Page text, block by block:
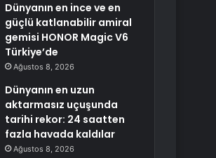
Dünyanın en ince ve en
güçlü katlanabilir amiral
gemisi HONOR Magic V6
Türkiye’de
Ağustos 8, 2026
Dünyanın en uzun
aktarmasız uçuşunda
tarihi rekor: 24 saatten
fazla havada kaldılar
Ağustos 8, 2026